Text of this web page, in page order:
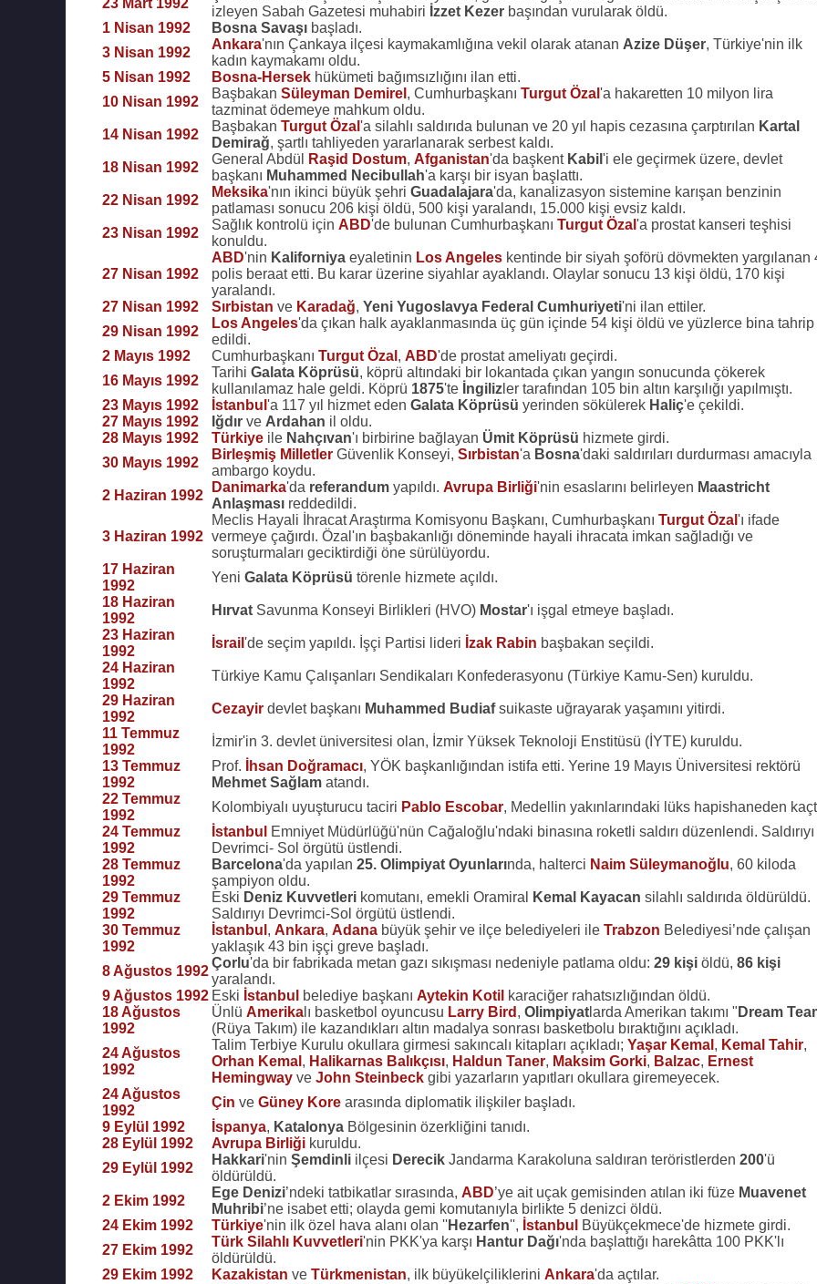
23 Mart 1992
izleyen Sabah Gazetesi muhabiri İzzet Kezerbaşından vurularak öldü.
1 Nisan 1992
Bosna Savaşıbaşladı.
3 Nisan 1992
Ankara'nın Çankaya ilçesi kaymakamlığına vekil olarak atanan Azize Düşer, Türkiye'nin ilk
kadın kaymakamı oldu.
5 Nisan 1992
Bosna-Hersekhükümeti bağımsızlığını ilan etti.
10 Nisan 1992
Başbakan Süleyman Demirel , Cumhurbaşkanı Turgut Özal 'a hakaretten 10 milyon lira
tazminat ödemeye mahkum oldu.
14 Nisan 1992
Başbakan Turgut Özal 'a silahlı saldırıda bulunan ve 20 yıl hapis cezasına çarptırılan Kartal
Demirağ, şartlı tahliyeden yararlanarak serbest kaldı.
18 Nisan 1992
General Abdül Raşid Dostum, Afganistan'da başkent Kabil 'i ele geçirmek üzere, devlet
başkanı Muhammed Necibullah'a karşı bir isyan başlattı.
22 Nisan 1992
Meksika'nın ikinci büyük şehri Guadalajara'da, kanalizasyon sistemine karışan benzinin
patlaması sonucu 206 kişi öldü, 500 kişi yaralandı, 15.000 kişi evsiz kaldı.
23 Nisan 1992
Sağlık kontrolü için ABD'de bulunan Cumhurbaşkanı Turgut Özal 'a prostat kanseri teşhisi
konuldu.
27 Nisan 1992
ABD'nin Kaliforniyaeyaletinin Los Angeleskentinde bir siyah şoförü dövmekten yargılanan
polis beraat etti. Bu karar üzerine siyahlar ayaklandı. Olaylar sonucu 13 kişi öldü, 170 kişi
yaralandı.
27 Nisan 1992
Sırbistan ve Karadağ, Yeni Yugoslavya Federal Cumhuriyeti'ni ilan ettiler.
29 Nisan 1992
Los Angeles'da çıkan halk ayaklanmasında üç gün içinde 54 kişi öldü ve yüzlerce bina tahrip
edildi.
2 Mayıs 1992
Cumhurbaşkanı Turgut Özal , ABD'de prostat ameliyatı geçirdi.
16 Mayıs 1992
Tarihi Galata Köprüsü, köprü altındaki bir lokantada çıkan yangın sonucunda çökerek
kullanılamaz hale geldi. Köprü 1875'te İngilizler tarafından 105 bin altın karşılığı yapılmıştı.
23 Mayıs 1992
İstanbul 'a 117 yıl hizmet eden Galata Köprüsü yerinden sökülerek Haliç'e çekildi.
27 Mayıs 1992
Iğdırve Ardahan il oldu.
28 Mayıs 1992
Türkiyeile Nahçıvan'ı birbirine bağlayan Ümit Köprüsü hizmete girdi.
30 Mayıs 1992
Birleşmiş MilletlerGüvenlik Konseyi, Sırbistan'a Bosna'daki saldırıları durdurması amacıyla
ambargo koydu.
2 Haziran 1992
Danimarka'da referandumyapıldı. Avrupa Birliği'nin esaslarını belirleyen Maastricht
Anlaşmasıreddedildi.
3 Haziran 1992
Meclis Hayali İhracat Araştırma Komisyonu Başkanı, Cumhurbaşkanı Turgut Özal 'ı ifade
vermeye çağırdı. Özal'ın başbakanlığı döneminde hayali ihracata imkan sağladığı ve
soruşturmaları geciktirdiği öne sürülüyordu.
17 Haziran
1992
Yeni Galata Köprüsü törenle hizmete açıldı.
18 Haziran
1992
HırvatSavunma Konseyi Birlikleri (HVO) Mostar'ı işgal etmeye başladı.
23 Haziran
1992
İsrail 'de seçim yapıldı. İşçi Partisi lideri İzak Rabin başbakan seçildi.
24 Haziran
1992
Türkiye Kamu Çalışanları Sendikaları Konfederasyonu (Türkiye Kamu-Sen) kuruldu.
29 Haziran
1992
Cezayirdevlet başkanı Muhammed Budiafsuikaste uğrayarak yaşamını yitirdi.
11 Temmuz
1992
İzmir'in 3. devlet üniversitesi olan, İzmir Yüksek Teknoloji Enstitüsü (İYTE) kuruldu.
13 Temmuz
1992
Prof. İhsan Doğramacı, YÖK başkanlığından istifa etti. Yerine 19 Mayıs Üniversitesi rektörü
Mehmet Sağlamatandı.
22 Temmuz
1992
Kolombiyalı uyuşturucu taciri Pablo Escobar, Medellin yakınlarındaki lüks hapishaneden
24 Temmuz
1992
İstanbul
Emniyet Müdürlüğü'nün Cağaloğlu'ndaki binasına roketli saldırı düzenlendi. Saldırıyı
Devrimci- Sol örgütü üstlendi.
28 Temmuz
1992
Barcelona'da yapılan 25. Olimpiyat Oyunlarında, halterci Naim Süleymanoğlu, 60 kiloda
şampiyon oldu.
29 Temmuz
1992
Eski Deniz Kuvvetlerikomutanı, emekli Oramiral Kemal Kayacan silahlı saldırıda öldürüldü.
Saldırıyı Devrimci-Sol örgütü üstlendi.
30 Temmuz
1992
İstanbul , Ankara, Adanabüyük şehir ve ilçe belediyeleri ile Trabzon Belediyesi’nde çalışan
yaklaşık 43 bin işçi greve başladı.
8 Ağustos 1992
Çorlu'da bir fabrikada metan gazı sıkışması nedeniyle patlama oldu: 29 kişiöldü, 86 kişi
yaralandı.
9 Ağustos 1992 Eski İstanbul belediye başkanı Aytekin Kotil karaciğer rahatsızlığından öldü.
18 Ağustos
1992
Ünlü Amerikalı basketbol oyuncusu Larry Bird , Olimpiyatlarda Amerikan takımı " Dream
(Rüya Takım) ile kazandıkları altın madalya sonrası basketbolu bıraktığını açıkladı.
24 Ağustos
1992
Talim Terbiye Kurulu okullara girmesi sakıncalı kitapları açıkladı; Yaşar Kemal , Kemal Tahir,
Orhan Kemal , Halikarnas Balıkçısı, Haldun Taner, Maksim Gorki, Balzac, Ernest
Hemingwayve John Steinbeckgibi yazarların yapıtları okullara giremeyecek.
24 Ağustos
1992
Çin ve Güney Korearasında diplomatik ilişkiler başladı.
9 Eylül 1992
İspanya, KatalonyaBölgesinin özerkliğini tanıdı.
28 Eylül 1992
Avrupa Birliğikuruldu.
29 Eylül 1992
Hakkari'nin Şemdinliilçesi DerecikJandarma Karakoluna saldıran teröristlerden 200'ü
öldürüldü.
2 Ekim 1992
Ege Denizi’ndeki tatbikatlar sırasında, ABD’ye ait uçak gemisinden atılan iki füze Muavenet
Muhribi’ne isabet etti; olayda gemi komutanıyla birlikte 5 denizci öldü.
24 Ekim 1992
Türkiye'nin ilk özel hava alanı olan ''Hezarfen'', İstanbul
Büyükçekmece'de hizmete girdi.
27 Ekim 1992
Türk Silahlı Kuvvetleri'nin PKK'ya karşı Hantur Dağı'nda başlattığı harekâtta 100 PKK'lı
öldürüldü.
29 Ekim 1992
Kazakistan ve Türkmenistan, ilk büyükelçiliklerini Ankara'da açtılar.